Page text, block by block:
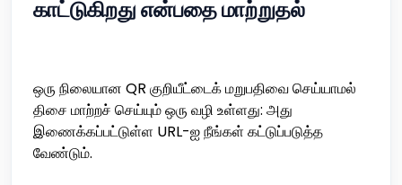
காட்டுகிறது என்பதை மாற்றுதல்
ஒரு நிலையான QR குறியீட்டைக் மறுபதிவை செய்யாமல்
திசை மாற்றச் செய்யும் ஒரு வழி உள்ளது: அது
இணைக்கப்பட்டுள்ள URL-ஐ நீங்கள் கட்டுப்படுத்த
வேண்டும்.